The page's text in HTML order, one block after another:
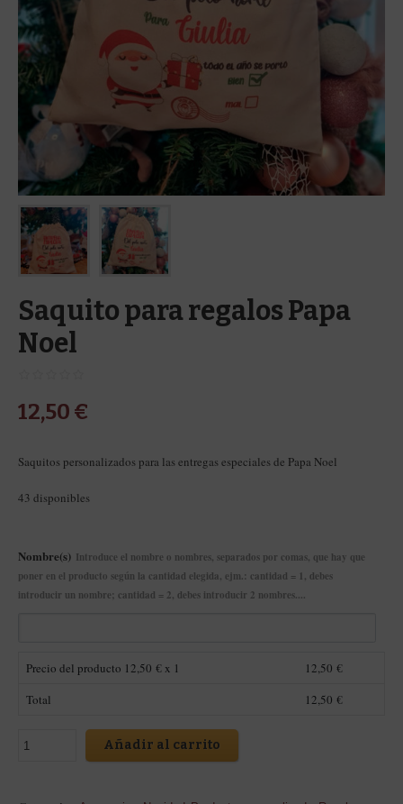
Saquito para regalos Papa
Noel
12,50 €
Saquitos personalizados para las entregas especiales de Papa Noel
43 disponibles
Nombre(s) Introduce el nombre o nombres, separados por comas, que hay que
poner en el producto según la cantidad elegida, ejm.: cantidad = 1, debes
introducir un nombre; cantidad = 2, debes introducir 2 nombres....
Precio del producto 12,50 € x 1 12,50 €
Total
12,50 €
Añadir al carrito